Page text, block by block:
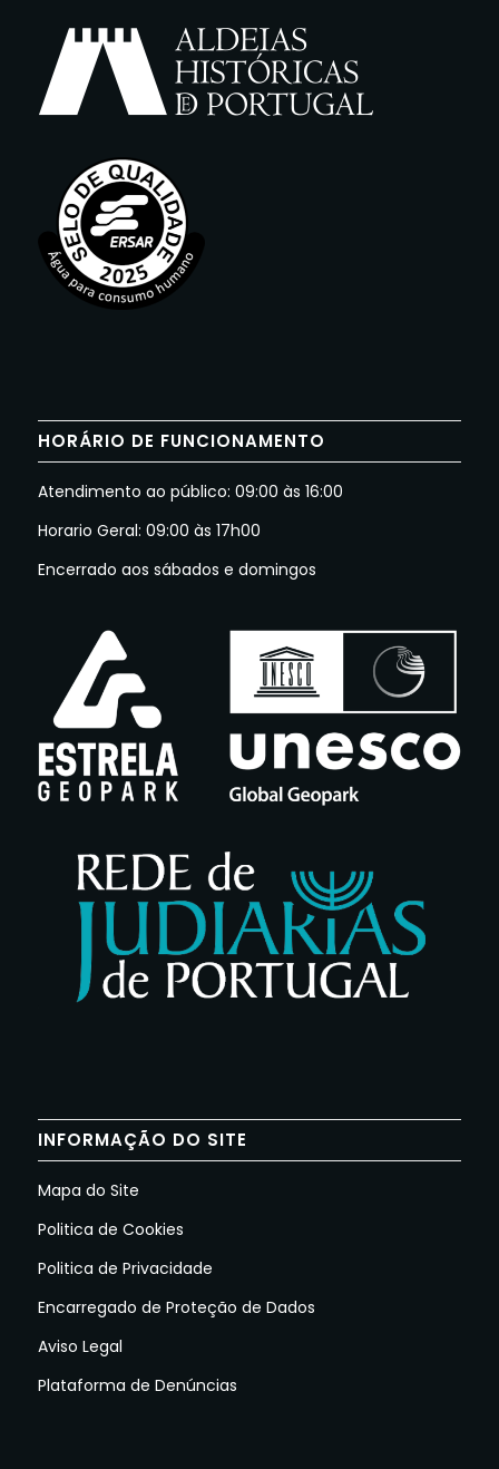
HORÁRIO DE FUNCIONAMENTO
Atendimento ao público: 09:00 às 16:00
Horario Geral: 09:00 às 17h00
Encerrado aos sábados e domingos
INFORMAÇÃO DO SITE
Mapa do Site
Politica de Cookies
Politica de Privacidade
Encarregado de Proteção de Dados
Aviso Legal
Plataforma de Denúncias